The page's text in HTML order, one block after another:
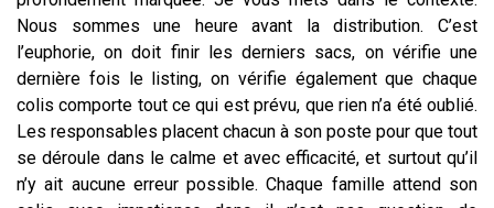
Nous sommes une heure avant la distribution. C’est
l’euphorie, on doit finir les derniers sacs, on vérifie une
dernière fois le listing, on vérifie également que chaque
colis comporte tout ce qui est prévu, que rien n’a été oublié.
Les responsables placent chacun à son poste pour que tout
se déroule dans le calme et avec efficacité, et surtout qu’il
n’y ait aucune erreur possible. Chaque famille attend son